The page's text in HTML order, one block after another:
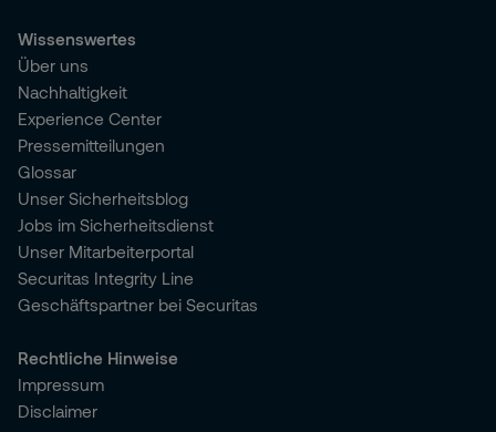
Wissenswertes
Über uns
Nachhaltigkeit
Experience Center
Pressemitteilungen
Glossar
Unser Sicherheitsblog
Jobs im Sicherheitsdienst
Unser Mitarbeiterportal
Securitas Integrity Line
Geschäftspartner bei Securitas
Rechtliche Hinweise
Impressum
Disclaimer